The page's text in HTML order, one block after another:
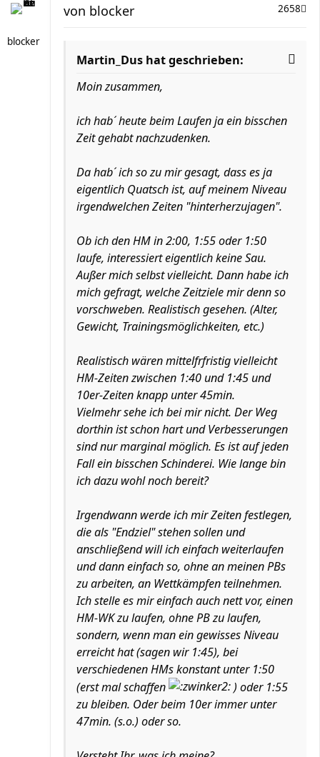
blocker
2658
von blocker
Martin_Dus hat geschrieben:
Moin zusammen,
ich hab´ heute beim Laufen ja ein bisschen
Zeit gehabt nachzudenken.
Da hab´ ich so zu mir gesagt, dass es ja
eigentlich Quatsch ist, auf meinem Niveau
irgendwelchen Zeiten "hinterherzujagen".
Ob ich den HM in 2:00, 1:55 oder 1:50
laufe, interessiert eigentlich keine Sau.
Außer mich selbst vielleicht. Dann habe ich
mich gefragt, welche Zeitziele mir denn so
vorschweben. Realistisch gesehen. (Alter,
Gewicht, Trainingsmöglichkeiten, etc.)
Realistisch wären mittelfrfristig vielleicht
HM-Zeiten zwischen 1:40 und 1:45 und
10er-Zeiten knapp unter 45min.
Vielmehr sehe ich bei mir nicht. Der Weg
dorthin ist schon hart und Verbesserungen
sind nur marginal möglich. Es ist auf jeden
Fall ein bisschen Schinderei. Wie lange bin
ich dazu wohl noch bereit?
Irgendwann werde ich mir Zeiten festlegen,
die als "Endziel" stehen sollen und
anschließend will ich einfach weiterlaufen
und dann einfach so, ohne an meinen PBs
zu arbeiten, an Wettkämpfen teilnehmen.
Ich stelle es mir einfach auch nett vor, einen
HM-WK zu laufen, ohne PB zu laufen,
sondern, wenn man ein gewisses Niveau
erreicht hat (sagen wir 1:45), bei
verschiedenen HMs konstant unter 1:50
(erst mal schaffen
) oder 1:55
zu bleiben. Oder beim 10er immer unter
47min. (s.o.) oder so.